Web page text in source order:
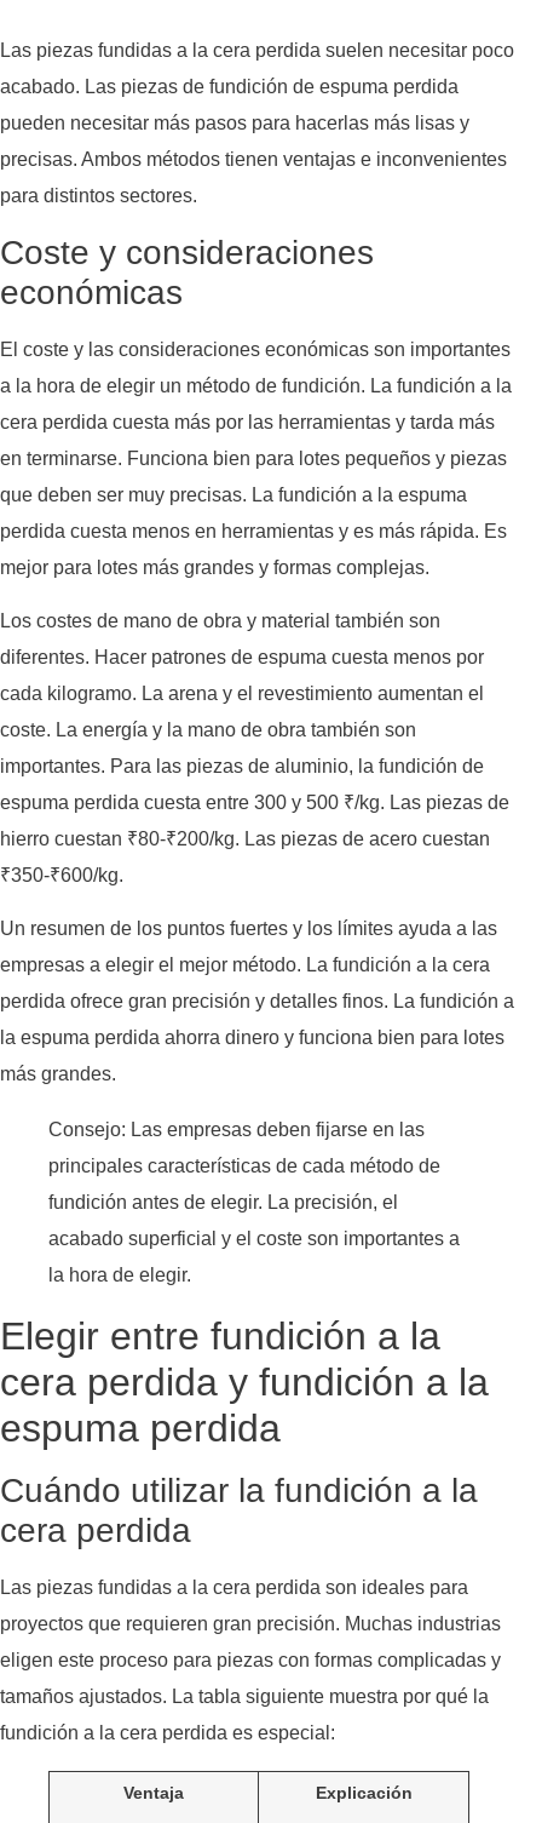
Las piezas fundidas a la cera perdida suelen necesitar poco
acabado. Las piezas de fundición de espuma perdida
pueden necesitar más pasos para hacerlas más lisas y
precisas. Ambos métodos tienen ventajas e inconvenientes
para distintos sectores.
Coste y consideraciones
económicas
El coste y las consideraciones económicas son importantes
a la hora de elegir un método de fundición. La fundición a la
cera perdida cuesta más por las herramientas y tarda más
en terminarse. Funciona bien para lotes pequeños y piezas
que deben ser muy precisas. La fundición a la espuma
perdida cuesta menos en herramientas y es más rápida. Es
mejor para lotes más grandes y formas complejas.
Los costes de mano de obra y material también son
diferentes. Hacer patrones de espuma cuesta menos por
cada kilogramo. La arena y el revestimiento aumentan el
coste. La energía y la mano de obra también son
importantes. Para las piezas de aluminio, la fundición de
espuma perdida cuesta entre 300 y 500 ₹/kg. Las piezas de
hierro cuestan ₹80-₹200/kg. Las piezas de acero cuestan
₹350-₹600/kg.
Un resumen de los puntos fuertes y los límites ayuda a las
empresas a elegir el mejor método. La fundición a la cera
perdida ofrece gran precisión y detalles finos. La fundición a
la espuma perdida ahorra dinero y funciona bien para lotes
más grandes.
Consejo: Las empresas deben fijarse en las
principales características de cada método de
fundición antes de elegir. La precisión, el
acabado superficial y el coste son importantes a
la hora de elegir.
Elegir entre fundición a la
cera perdida y fundición a la
espuma perdida
Cuándo utilizar la fundición a la
cera perdida
Las piezas fundidas a la cera perdida son ideales para
proyectos que requieren gran precisión. Muchas industrias
eligen este proceso para piezas con formas complicadas y
tamaños ajustados. La tabla siguiente muestra por qué la
fundición a la cera perdida es especial:
Ventaja Explicación